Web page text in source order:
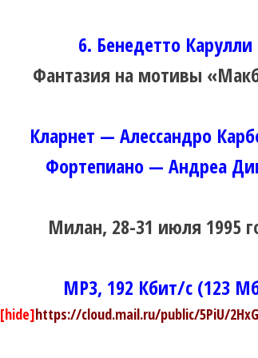
6. Бенедетто Карулли
Фантазия на мотивы
Кларнет — Алессандро
Фортепиано — Андреа
Милан, 28-31 июля 1995
MP3, 192 Кбит/с (123
[hide]https://cloud.mail.ru/public/5PiU/